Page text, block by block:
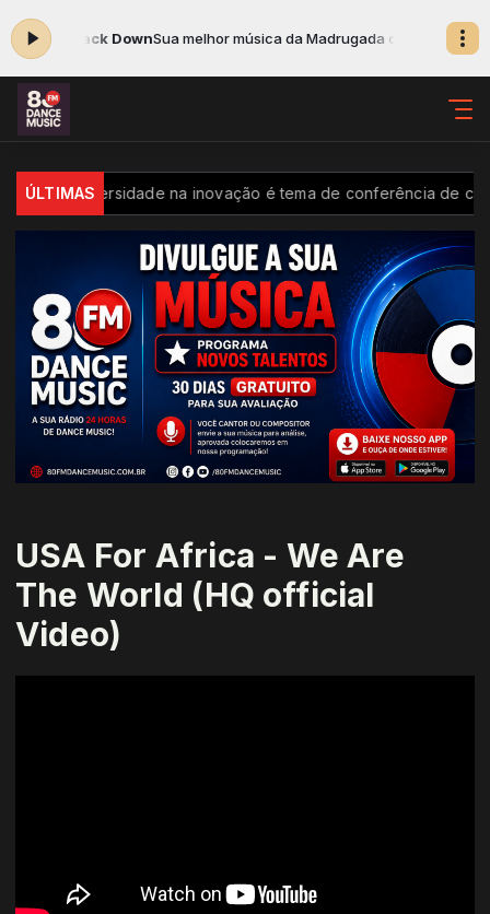
Back DownSua melhor música da Madrugada com Renan das
ÚLTIMAS
Diversidade na inovação é tema de conferência de ciência
USA For Africa - We Are
The World (HQ official
Video)